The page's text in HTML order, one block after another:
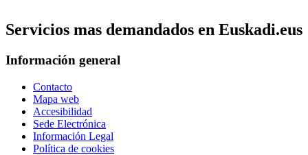
Servicios mas demandados en Euskadi.eus
Información general
Contacto
Mapa web
Accesibilidad
Sede Electrónica
Información Legal
Política de cookies